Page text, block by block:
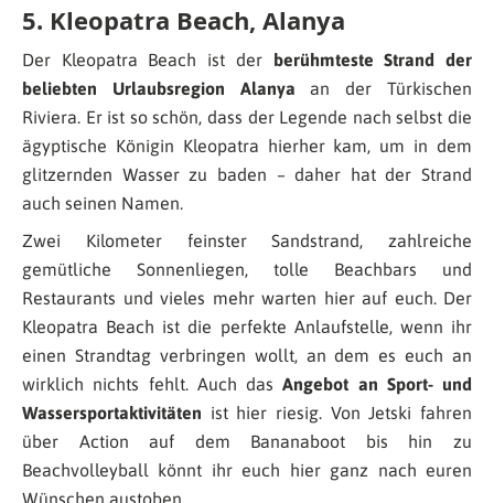
5. Kleopatra Beach, Alanya
Der Kleopatra Beach ist der berühmteste Strand der
beliebten Urlaubsregion Alanya an der Türkischen
Riviera. Er ist so schön, dass der Legende nach selbst die
ägyptische Königin Kleopatra hierher kam, um in dem
glitzernden Wasser zu baden – daher hat der Strand
auch seinen Namen.
Zwei Kilometer feinster Sandstrand, zahlreiche
gemütliche Sonnenliegen, tolle Beachbars und
Restaurants und vieles mehr warten hier auf euch. Der
Kleopatra Beach ist die perfekte Anlaufstelle, wenn ihr
einen Strandtag verbringen wollt, an dem es euch an
wirklich nichts fehlt. Auch dasAngebot an Sport- und
Wassersportaktivitäten ist hier riesig. Von Jetski fahren
über Action auf dem Bananaboot bis hin zu
Beachvolleyball könnt ihr euch hier ganz nach euren
Wünschen austoben.